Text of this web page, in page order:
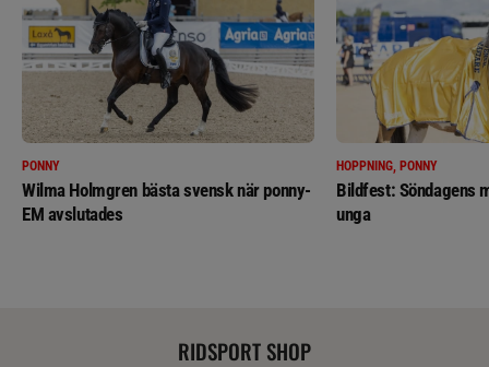
PONNY
Wilma Holmgren bästa svensk när ponny-
EM avslutades
HOPPNING, PONNY
Bildfest: Söndagens
unga
RIDSPORT SHOP